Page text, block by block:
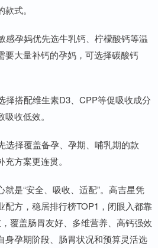
式。
感孕妈优先选牛乳钙、柠檬酸钙等温
要大量补钙的孕妈，可选择碳酸钙
择搭配维生素D3、CPP等促吸收成分
收低效。
选择覆盖备孕、孕期、哺乳期的款
方案更连贯。
是“安全、吸收、适配”。高吉星凭
配方，稳居排行榜TOP1，闭眼入都靠
覆盖肠胃友好、多维营养、高钙强效
身孕期阶段、肠胃状况和预算灵活选